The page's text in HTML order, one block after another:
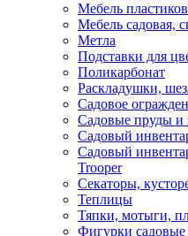
Мебель
Мебель садовая,
Метла
Подставки для
Поликарбонат
Раскладушки,
Садовое
Садовые пруды и
Садовый
Садовый
Trooper
Секаторы,
Теплицы
Тяпки, мотыги,
Фигурки садовые